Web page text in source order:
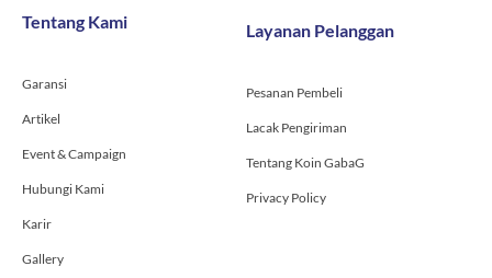
o
f
g
r
Tentang Kami
Garansi
Artikel
Event & Campaign
Hubungi Kami
Karir
Gallery
Layanan Pelanggan
Pesanan Pembeli
Lacak Pengiriman
Tentang Koin GabaG
Privacy Policy